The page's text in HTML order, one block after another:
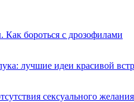
Как бороться с дрозофилами
лучшие идеи красивой
сексуального